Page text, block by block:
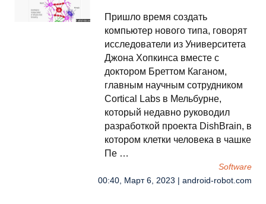
Пришло время создать
компьютер нового типа, говорят
исследователи из Университета
Джона Хопкинса вместе с
доктором Бреттом Каганом,
главным научным сотрудником
Cortical Labs в Мельбурне,
который недавно руководил
разработкой проекта DishBrain, в
котором клетки человека в чашке
Пе …
Software
00:40, Март 6, 2023 | android-robot.com